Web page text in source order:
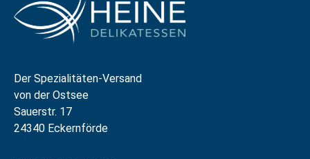
Der Spezialitäten-Versand
von der Ostsee
Sauerstr. 17
24340 Eckernförde